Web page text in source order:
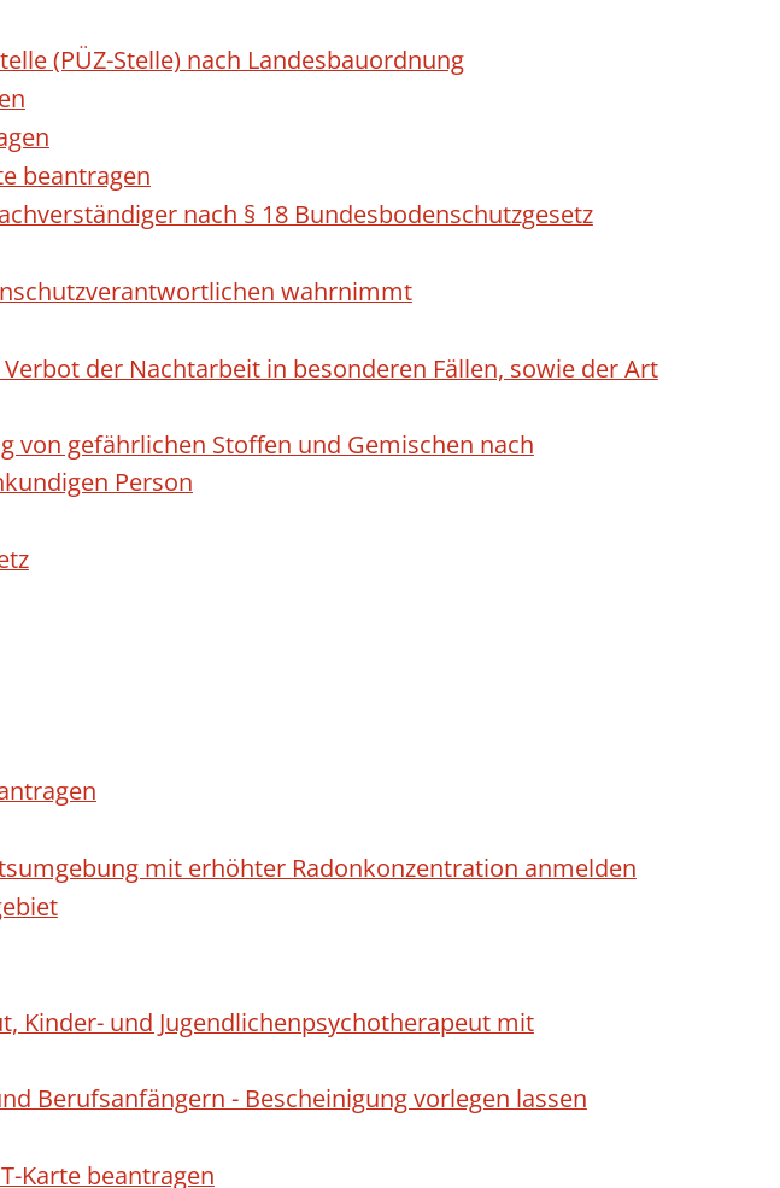
(PÜZ-Stelle) nach Landesbauordnung
beantragen
nach § 18 Bundesbodenschutzgesetz
wahrnimmt
der Nachtarbeit in besonderen Fällen, sowie der Art
von gefährlichen Stoffen und Gemischen nach
Person
mit erhöhter Radonkonzentration anmelden
Kinder- und Jugendlichenpsychotherapeut mit
Berufsanfängern - Bescheinigung vorlegen lassen
Karte beantragen